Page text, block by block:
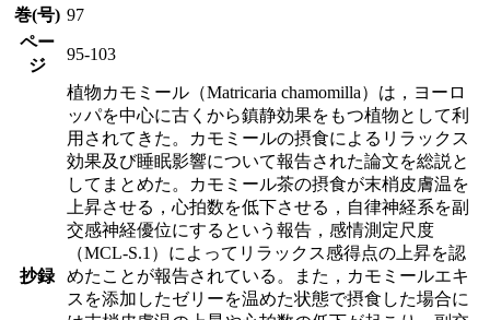
巻(号) 97
ペー
ジ
95-103
抄録
植物カモミール（Matricaria chamomilla）は，ヨーロ
ッパを中心に古くから鎮静効果をもつ植物として利
用されてきた。カモミールの摂食によるリラックス
効果及び睡眠影響について報告された論文を総説と
してまとめた。カモミール茶の摂食が末梢皮膚温を
上昇させる，心拍数を低下させる，自律神経系を副
交感神経優位にするという報告，感情測定尺度
（MCL-S.1）によってリラックス感得点の上昇を認
めたことが報告されている。また，カモミールエキ
スを添加したゼリーを温めた状態で摂食した場合に